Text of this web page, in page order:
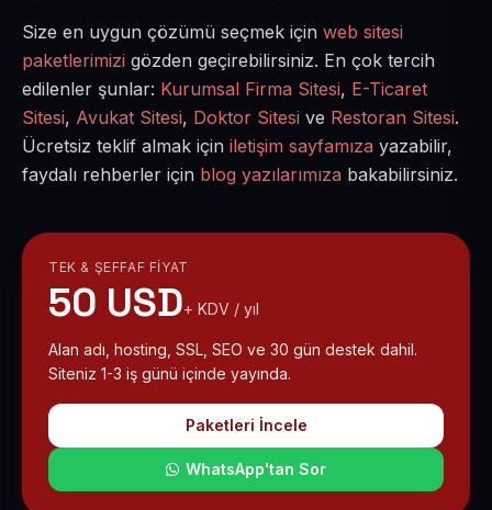
Size en uygun çözümü seçmek için web sitesi
paketlerimizi gözden geçirebilirsiniz. En çok tercih
edilenler şunlar: Kurumsal Firma Sitesi, E-Ticaret
Sitesi, Avukat Sitesi, Doktor Sitesi ve Restoran Sitesi.
Ücretsiz teklif almak için iletişim sayfamıza yazabilir,
faydalı rehberler için blog yazılarımıza bakabilirsiniz.
TEK & ŞEFFAF FIYAT
50 USD+ KDV / yıl
Alan adı, hosting, SSL, SEO ve 30 gün destek dahil.
Siteniz 1-3 iş günü içinde yayında.
Paketleri İncele
WhatsApp'tan Sor